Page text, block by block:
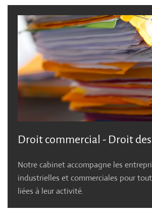
Droit commercial - Droit
Notre cabinet accompagne les
industrielles et commerciales pour
liées à leur activité.